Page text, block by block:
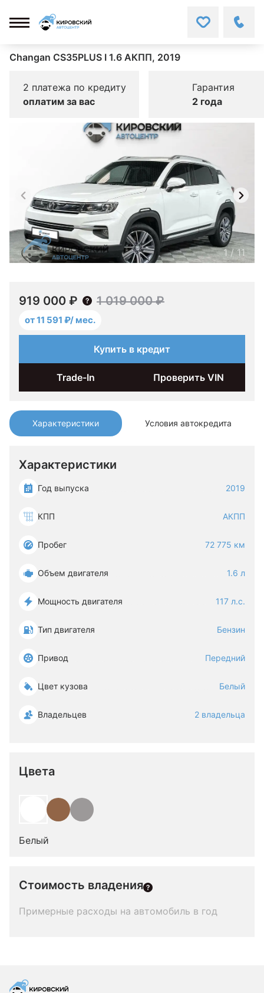
Changan CS35PLUS I 1.6 АКПП, 2019
2 платежа по кредиту
оплатим за вас
Гарантия
2 года
Характеристики Условия автокредита
Характеристики
Год выпуска 2019
КПП АКПП
Пробег 72 775 км
Объем двигателя 1.6 л
Мощность двигателя 117 л.с.
Тип двигателя Бензин
Привод Передний
Цвет кузова Белый
Владельцев 2 владельца
Цвета
Белый
Стоимость владения
Примерные расходы на автомобиль в год
1/11
919 000 ₽ 1 019 000 ₽
от 11 591 ₽/ мес.
Купить в кредит
Trade-In Проверить VIN